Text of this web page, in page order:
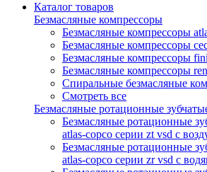
Каталог товаров
Безмасляные компрессоры
Безмасляные компрессоры
Безмасляные компрессоры
Безмасляные компрессоры fini
Безмасляные компрессоры
Спиральные безмасляные
Смотреть все
Безмасляные ротационные
Безмасляные ротационные
atlas-copco серии zt vsd с
Безмасляные ротационные
atlas-copco серии zr vsd с